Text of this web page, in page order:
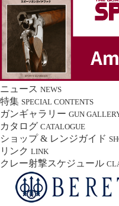
ニュース NEWS
特集 SPECIAL CONTENTS
ガンギャラリー GUN
カタログ CATALOGUE
ショップ & レンジガイド
リンク LINK
クレー射撃スケジュール